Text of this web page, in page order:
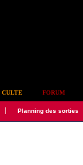
CULTE FORUM
Planning des sorties